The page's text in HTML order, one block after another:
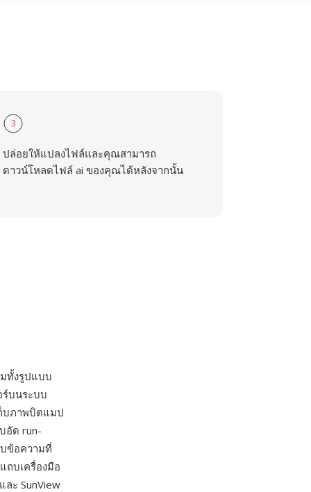
3
ปล่อยให้แปลงไฟล์และคุณสามารถ
ดาวน์โหลดไฟล์ ai ของคุณได้หลังจากนั้น
ทั้งรูปแบบ
ร์บนระบบ
บภาพบิตแมป
อัด run-
ข้อความที่
ถบเครื่องมือ
ะ SunView